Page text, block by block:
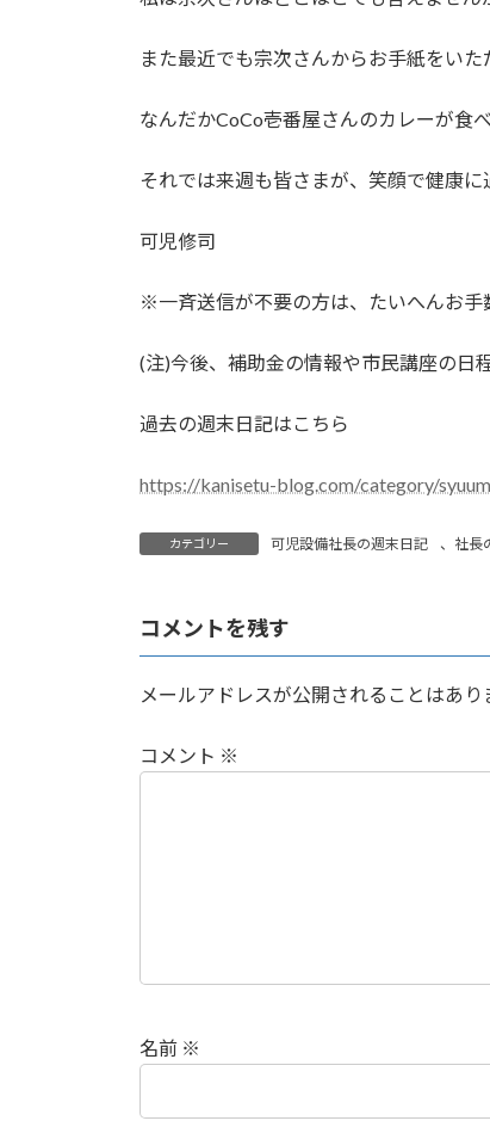
また最近でも宗次さんからお手紙をいた
なんだかCoCo壱番屋さんのカレーが食
それでは来週も皆さまが、笑顔で健康に
可児修司
※一斉送信が不要の方は、たいへんお手
(注)今後、補助金の情報や市民講座の日
過去の週末日記はこちら
https://kanisetu-blog.com/category/
カテゴリー 可児設備社長の週末日記 、 社長
コメントを残す
メールアドレスが公開されることはあり
コメント ※
名前 ※